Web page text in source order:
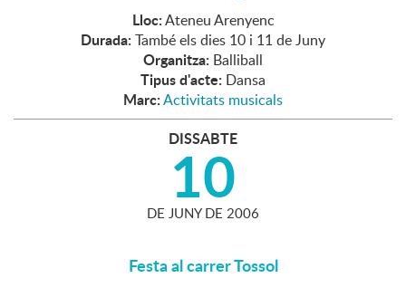
Lloc:Ateneu Arenyenc
Durada: També els dies 10 i 11 de Juny
Organitza: Balliball
Tipus d'acte: Dansa
Marc:Activitats musicals
DISSABTE
10
DE JUNY DE 2006
Festa al carrer Tossol